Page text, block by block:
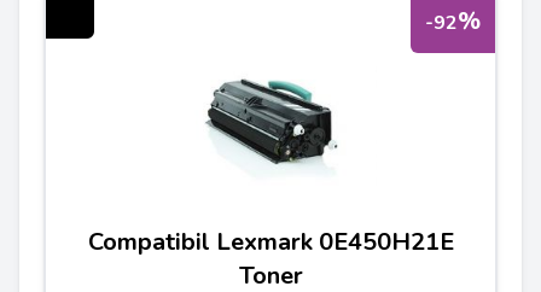
-92%
Compatibil Lexmark 0E450H21E
Toner